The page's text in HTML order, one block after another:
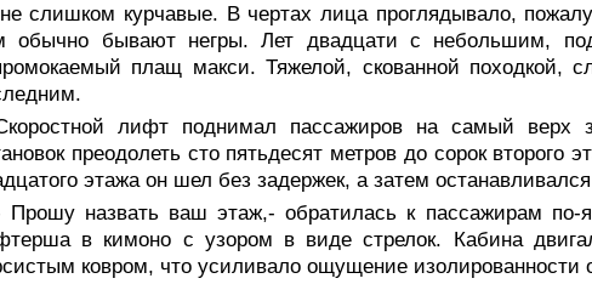
слишком курчавые. В чертах лица проглядывало,
обычно бывают негры. Лет двадцати с небольшим,
плащ макси. Тяжелой, скованной
лифт поднимал пассажиров на самый верх
преодолеть сто пятьдесят метров до сорок
этажа он шел без задержек, а затем
Прошу назвать ваш этаж,- обратилась к пассажирам по-
в кимоно с узором в виде стрелок. Кабина
ковром, что усиливало ощущение изолированности